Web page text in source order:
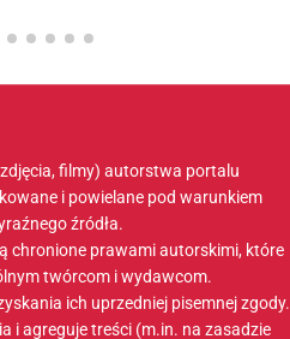
zdjęcia, filmy) autorstwa portalu
i powielane pod warunkiem
źródła.
chronione prawami autorskimi, które
twórcom i wydawcom.
ich uprzedniej pisemnej zgody.
i agreguje treści (m.in. na zasadzie